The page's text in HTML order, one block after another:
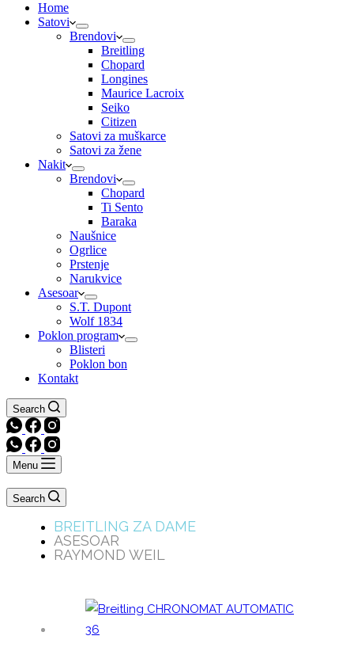
Home
Satovi
Brendovi
Breitling
Chopard
Longines
Maurice Lacroix
Seiko
Citizen
Satovi za muškarce
Satovi za žene
Nakit
Brendovi
Chopard
Ti Sento
Baraka
Naušnice
Ogrlice
Prstenje
Narukvice
Asesoar
S.T. Dupont
Wolf 1834
Poklon program
Blisteri
Poklon bon
Kontakt
Search
Menu
Search
BREITLING ZA DAME
ASESOAR
RAYMOND WEIL